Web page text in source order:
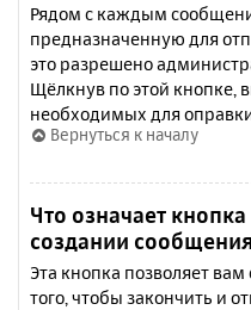
Рядом с каждым
предназначенную для
это разрешено
Щёлкнув по этой кнопке,
необходимых для
Вернуться к началу
Что означает
создании
Эта кнопка позволяет
того, чтобы закончить и